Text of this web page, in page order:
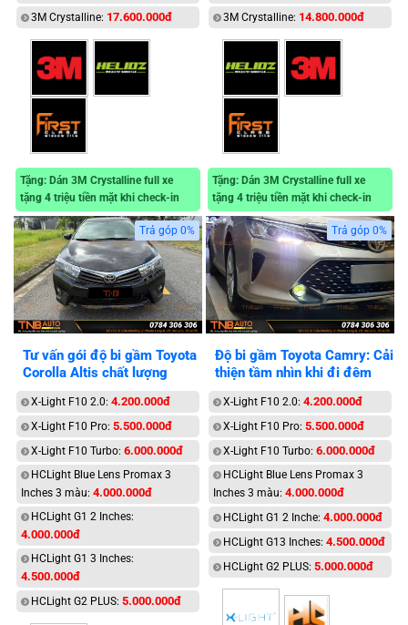
3M Crystalline: 17.600.000đ
Tặng: Dán 3M Crystalline full xe
tặng 4 triệu tiền mặt khi check-in
3M Crystalline: 14.800.000đ
Tặng: Dán 3M Crystalline full xe
tặng 4 triệu tiền mặt khi check-in
Trả góp 0%
Tư vấn gói độ bi gầm Toyota
Corolla Altis chất lượng
X-Light F10 2.0: 4.200.000đ
X-Light F10 Pro: 5.500.000đ
X-Light F10 Turbo: 6.000.000đ
HCLight Blue Lens Promax 3
Inches 3 màu: 4.000.000đ
HCLight G1 2 Inches:
4.000.000đ
HCLight G1 3 Inches:
4.500.000đ
HCLight G2 PLUS: 5.000.000đ
Trả góp 0%
Độ bi gầm Toyota Camry: Cải
thiện tầm nhìn khi đi đêm
X-Light F10 2.0: 4.200.000đ
X-Light F10 Pro: 5.500.000đ
X-Light F10 Turbo: 6.000.000đ
HCLight Blue Lens Promax 3
Inches 3 màu: 4.000.000đ
HCLight G1 2 Inche: 4.000.000đ
HCLight G13 Inches: 4.500.000đ
HCLight G2 PLUS: 5.000.000đ